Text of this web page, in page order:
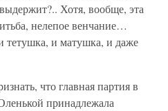
Хотя, вообще, эта
нелепое венчание…
тетушка, и матушка, и даже
что главная партия в
принадлежала